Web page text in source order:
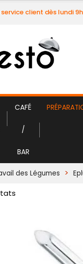
service client dès lundi 9h
CAFÉ
/
BAR
des Légumes